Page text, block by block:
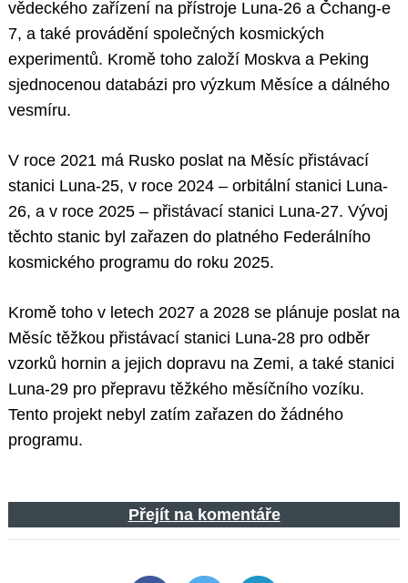
vědeckého zařízení na přístroje Luna-26 a Čchang-e
7, a také provádění společných kosmických
experimentů. Kromě toho založí Moskva a Peking
sjednocenou databázi pro výzkum Měsíce a dálného
vesmíru.
V roce 2021 má Rusko poslat na Měsíc přistávací
stanici Luna-25, v roce 2024 – orbitální stanici Luna-
26, a v roce 2025 – přistávací stanici Luna-27. Vývoj
těchto stanic byl zařazen do platného Federálního
kosmického programu do roku 2025.
Kromě toho v letech 2027 a 2028 se plánuje poslat na
Měsíc těžkou přistávací stanici Luna-28 pro odběr
vzorků hornin a jejich dopravu na Zemi, a také stanici
Luna-29 pro přepravu těžkého měsíčního vozíku.
Tento projekt nebyl zatím zařazen do žádného
programu.
Přejít na komentáře